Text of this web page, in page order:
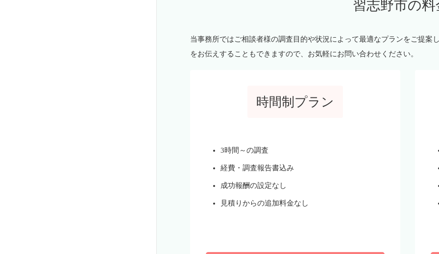
習志野市の料
当事務所ではご相談者様の調査目的や状況によって最適なプランをご提案
をお伝えすることもできますので、お気軽にお問い合わせください。
時間制プラン
3時間～の調査
経費・調査報告書込み
成功報酬の設定なし
見積りからの追加料金なし